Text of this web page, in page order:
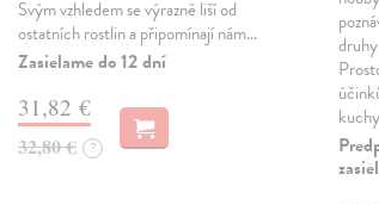
Svým vzhledem se výrazně liší od
ostatních rostlin a připomínají nám…
Zasielame do 12 dní
31,82 €
32,80 € ?